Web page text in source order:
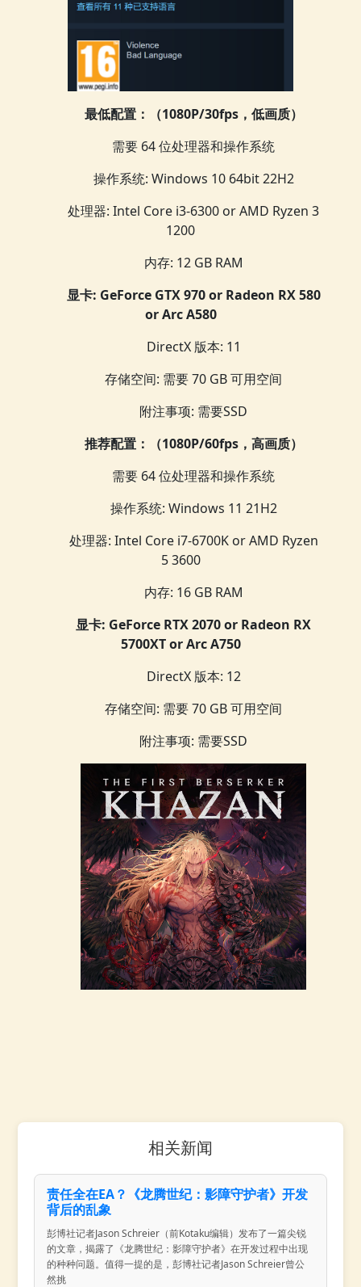
最低配置：（1080P/30fps，低画质）
需要 64 位处理器和操作系统
操作系统: Windows 10 64bit 22H2
处理器: Intel Core i3-6300 or AMD Ryzen 3
1200
内存: 12 GB RAM
显卡: GeForce GTX 970 or Radeon RX 580
or Arc A580
DirectX 版本: 11
存储空间: 需要 70 GB 可用空间
附注事项: 需要SSD
推荐配置：（1080P/60fps，高画质）
需要 64 位处理器和操作系统
操作系统: Windows 11 21H2
处理器: Intel Core i7-6700K or AMD Ryzen
5 3600
内存: 16 GB RAM
显卡: GeForce RTX 2070 or Radeon RX
5700XT or Arc A750
DirectX 版本: 12
存储空间: 需要 70 GB 可用空间
附注事项: 需要SSD
相关新闻
责任全在EA？《龙腾世纪：影障守护者》开发
背后的乱象
彭博社记者Jason Schreier（前Kotaku编辑）发布了一篇尖锐
的文章，揭露了《龙腾世纪：影障守护者》在开发过程中出现
的种种问题。值得一提的是，彭博社记者Jason Schreier曾公
然挑